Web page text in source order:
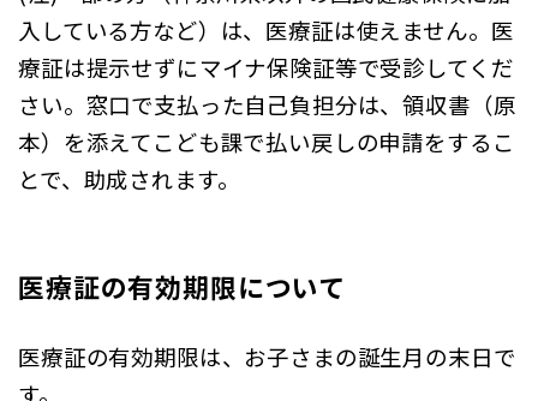
入している方など）は、医療証は使えません。医
療証は提示せずにマイナ保険証等で受診してくだ
さい。窓口で支払った自己負担分は、領収書（原
本）を添えてこども課で払い戻しの申請をするこ
とで、助成されます。
医療証の有効期限について
医療証の有効期限は、お子さまの誕生月の末日で
す。